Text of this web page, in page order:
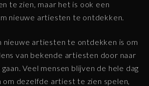
te zien, maar het is ook een
nieuwe artiesten te ontdekken.
nieuwe artiesten te ontdekken is om
van bekende artiesten door naar
Veel mensen blijven de hele dag
​​om dezelfde artiest te zien spelen,